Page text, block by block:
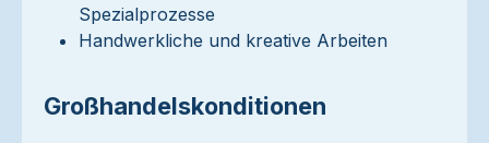
Spezialprozesse
Handwerkliche und kreative Arbeiten
Großhandelskonditionen